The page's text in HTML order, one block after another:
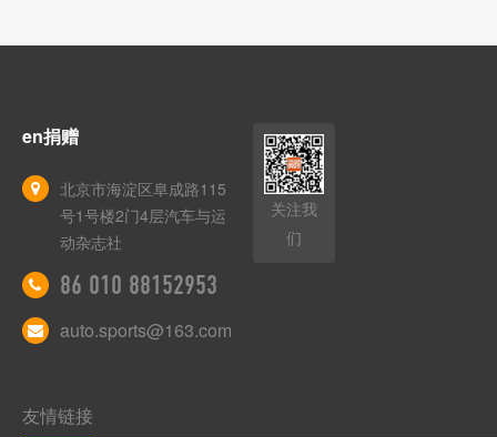
en捐赠
北京市海淀区阜成路115
号1号楼2门4层汽车与运
动杂志社
86 010 88152953
auto.sports@163.com
关注我
们
友情链接